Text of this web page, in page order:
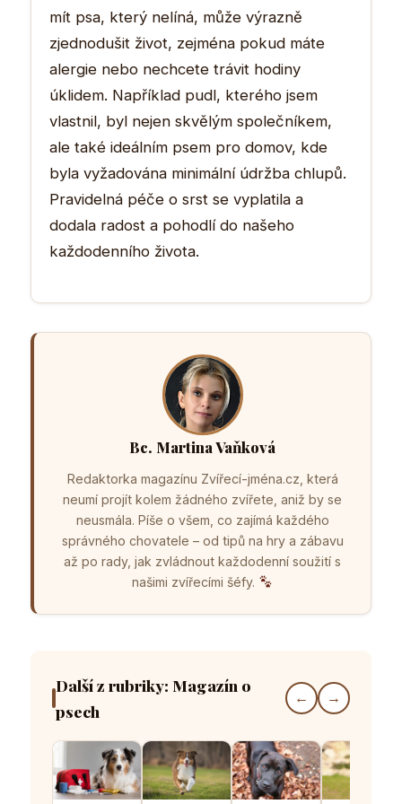
mít psa, který nelíná, může výrazně
zjednodušit život, zejména pokud máte
alergie nebo nechcete trávit hodiny
úklidem. Například pudl, kterého jsem
vlastnil, byl nejen skvělým společníkem,
ale také ideálním psem pro domov, kde
byla vyžadována minimální údržba chlupů.
Pravidelná péče o srst se vyplatila a
dodala radost a pohodlí do našeho
každodenního života.
Bc. Martina Vaňková
Redaktorka magazínu Zvířecí-jména.cz, která
neumí projít kolem žádného zvířete, aniž by se
neusmála. Píše o všem, co zajímá každého
správného chovatele – od tipů na hry a zábavu
až po rady, jak zvládnout každodenní soužití s
našimi zvířecími šéfy.
Další z rubriky: Magazín o
psech
← →